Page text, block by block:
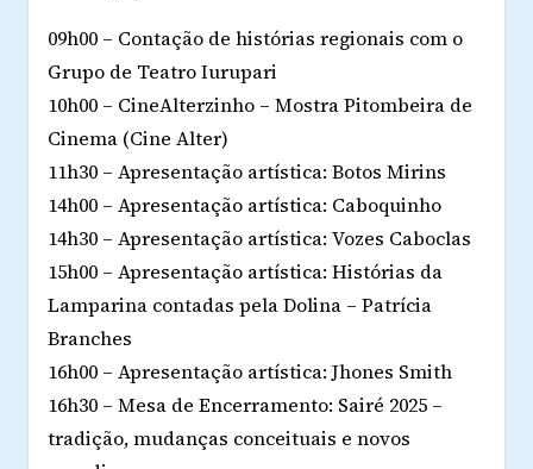
09h00 – Contação de histórias regionais com o
Grupo de Teatro Iurupari
10h00 – CineAlterzinho – Mostra Pitombeira de
Cinema (Cine Alter)
11h30 – Apresentação artística: Botos Mirins
14h00 – Apresentação artística: Caboquinho
14h30 – Apresentação artística: Vozes Caboclas
15h00 – Apresentação artística: Histórias da
Lamparina contadas pela Dolina – Patrícia
Branches
16h00 – Apresentação artística: Jhones Smith
16h30 – Mesa de Encerramento: Sairé 2025 –
tradição, mudanças conceituais e novos